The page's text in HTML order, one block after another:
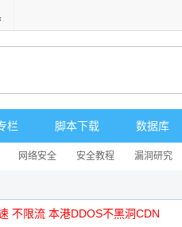
栏 脚本下载 数据库
网络安全 安全教程 漏洞研究
不限流 本港DDOS不黑洞CDN